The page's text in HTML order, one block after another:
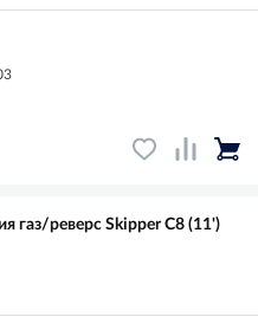
газ/реверс Skipper C8 (11')